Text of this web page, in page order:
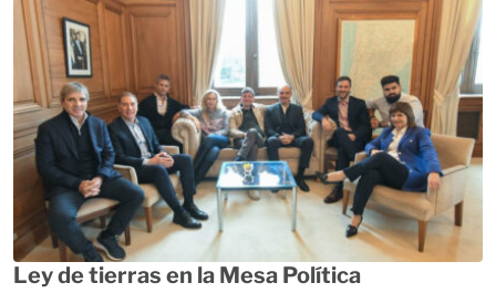
Ley de tierras en la Mesa Política